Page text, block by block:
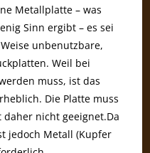
Metallplatte – was
Sinn ergibt – es sei
unbenutzbare,
Weil bei
muss, ist das
Die Platte muss
nicht geeignet.Da
jedoch Metall (Kupfer